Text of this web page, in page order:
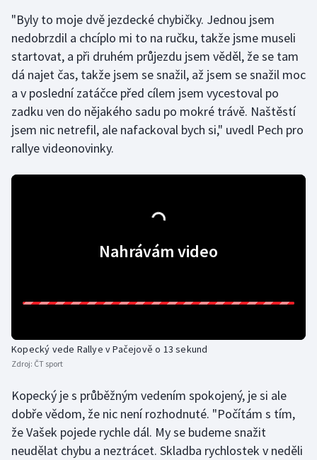
Jezdectví
Judo
Krasobruslení
Lezení
Lyže a snowboard
Plavání
Ragby
Rychlobruslení
"Byly to moje dvě jezdecké chybičky. Jednou jsem
nedobrzdil a chcíplo mi to na ručku, takže jsme museli
startovat, a při druhém průjezdu jsem věděl, že se tam
dá najet čas, takže jsem se snažil, až jsem se snažil moc
a v poslední zatáčce před cílem jsem vycestoval po
zadku ven do nějakého sadu po mokré trávě. Naštěstí
jsem nic netrefil, ale nafackoval bych si," uvedl Pech pro
rallye videonovinky.
Nahrávám video
Kopecký vede Rallye v Pačejově o 13 sekund
Zdroj: ČT sport
Kopecký je s průběžným vedením spokojený, je si ale
dobře vědom, že nic není rozhodnuté. "Počítám s tím,
že Vašek pojede rychle dál. My se budeme snažit
neudělat chybu a neztrácet. Skladba rychlostek v neděli